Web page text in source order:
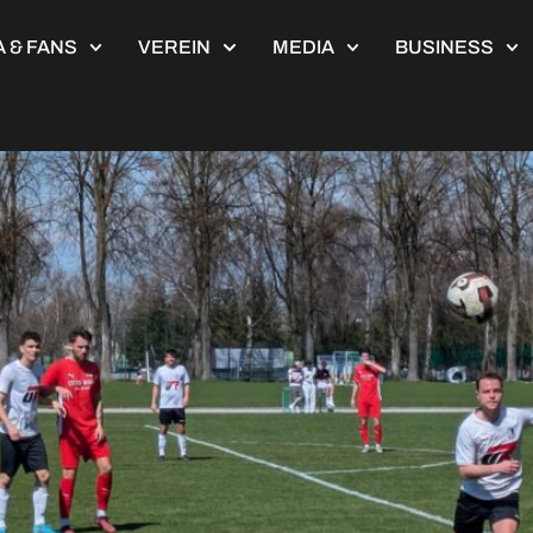
& FANS VEREIN MEDIA BUSINESS
U21 – TSV Wertingen